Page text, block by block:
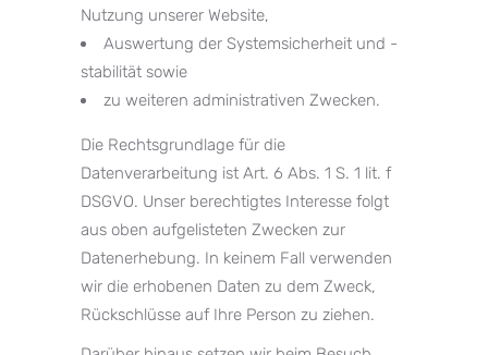
Nutzung unserer Website,
Auswertung der Systemsicherheit und -
stabilität sowie
zu weiteren administrativen Zwecken.
Die Rechtsgrundlage für die
Datenverarbeitung ist Art. 6 Abs. 1 S. 1 lit. f
DSGVO. Unser berechtigtes Interesse folgt
aus oben aufgelisteten Zwecken zur
Datenerhebung. In keinem Fall verwenden
wir die erhobenen Daten zu dem Zweck,
Rückschlüsse auf Ihre Person zu ziehen.